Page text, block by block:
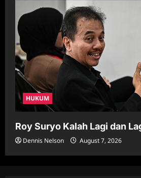
HUKUM
Roy Suryo Kalah Lagi dan
Dennis Nelson August 7, 2026